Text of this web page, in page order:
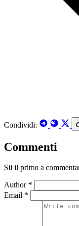
Condividi:
Commenti
Sii il primo a
Author *
Email *